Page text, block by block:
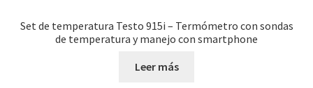
Set de temperatura Testo 915i – Termómetro con sondas
de temperatura y manejo con smartphone
Leer más